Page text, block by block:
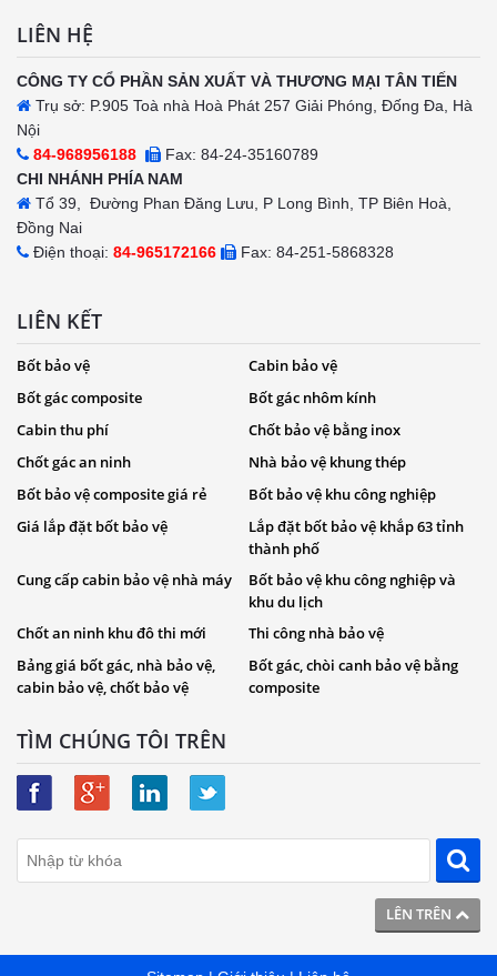
LÊN TRÊN
LIÊN HỆ
CÔNG TY CỔ PHẦN SẢN XUẤT VÀ THƯƠNG MẠI TÂN TIẾN
Trụ sở: P.905 Toà nhà Hoà Phát 257 Giải Phóng, Đống Đa, Hà
Nội
84-968956188
Fax: 84-24-35160789
CHI NHÁNH PHÍA NAM
Tổ 39, Đường Phan Đăng Lưu, P Long Bình, TP Biên Hoà,
Đồng Nai
Điện thoại: 84-965172166 Fax: 84-251-5868328
LIÊN KẾT
Bốt bảo vệ
Cabin bảo vệ
Bốt gác composite
Bốt gác nhôm kính
Cabin thu phí
Chốt bảo vệ bằng inox
Chốt gác an ninh
Nhà bảo vệ khung thép
Bốt bảo vệ composite giá rẻ
Bốt bảo vệ khu công nghiệp
Giá lắp đặt bốt bảo vệ
Lắp đặt bốt bảo vệ khắp 63 tỉnh
thành phố
Cung cấp cabin bảo vệ nhà máy Bốt bảo vệ khu công nghiệp và
khu du lịch
Chốt an ninh khu đô thi mới
Thi công nhà bảo vệ
Bảng giá bốt gác, nhà bảo vệ,
cabin bảo vệ, chốt bảo vệ
Bốt gác, chòi canh bảo vệ bằng
composite
TÌM CHÚNG TÔI TRÊN